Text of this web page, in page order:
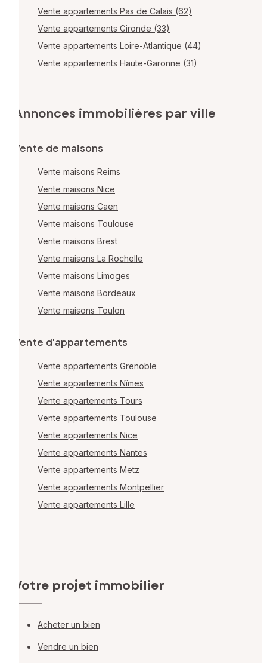
Vente appartements Pas de Calais (62)
Vente appartements Gironde (33)
Vente appartements Loire-Atlantique (44)
Vente appartements Haute-Garonne (31)
Annonces immobilières par ville
Vente de maisons
Vente maisons Reims
Vente maisons Nice
Vente maisons Caen
Vente maisons Toulouse
Vente maisons Brest
Vente maisons La Rochelle
Vente maisons Limoges
Vente maisons Bordeaux
Vente maisons Toulon
Vente d'appartements
Vente appartements Grenoble
Vente appartements Nîmes
Vente appartements Tours
Vente appartements Toulouse
Vente appartements Nice
Vente appartements Nantes
Vente appartements Metz
Vente appartements Montpellier
Vente appartements Lille
Votre projet immobilier
Acheter un bien
Vendre un bien